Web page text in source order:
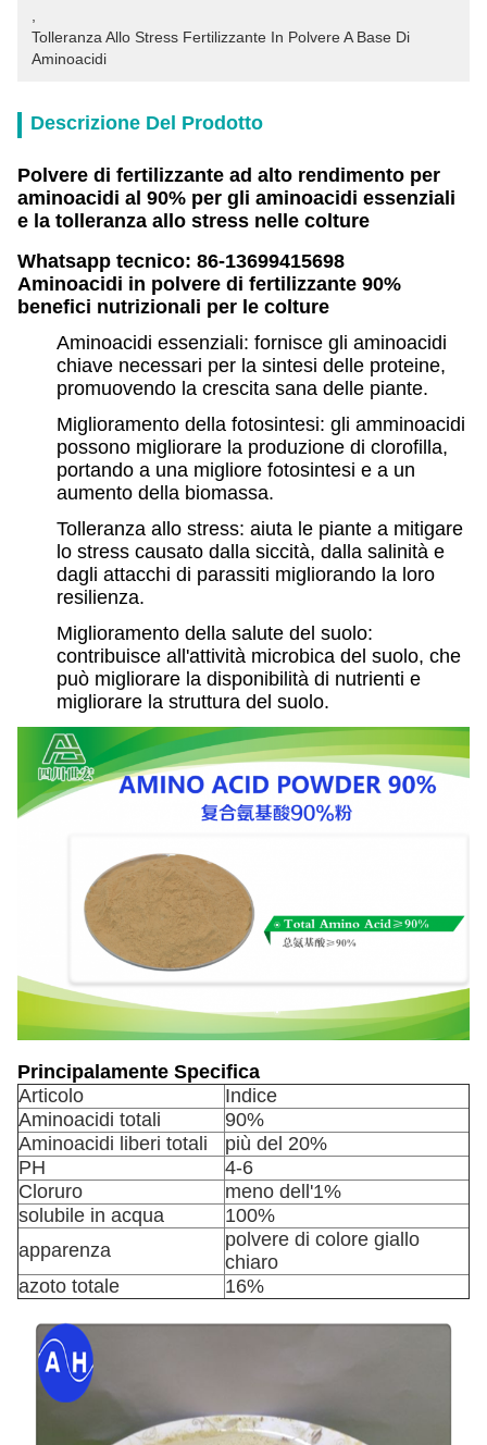
Tolleranza Allo Stress Fertilizzante In Polvere A Base Di
Aminoacidi
Descrizione Del Prodotto
Polvere di fertilizzante ad alto rendimento per
aminoacidi al 90% per gli aminoacidi essenziali
e la tolleranza allo stress nelle colture
Whatsapp tecnico: 86-13699415698
Aminoacidi in polvere di fertilizzante 90%
benefici nutrizionali per le colture
Aminoacidi essenziali: fornisce gli aminoacidi
chiave necessari per la sintesi delle proteine,
promuovendo la crescita sana delle piante.
Miglioramento della fotosintesi: gli amminoacidi
possono migliorare la produzione di clorofilla,
portando a una migliore fotosintesi e a un
aumento della biomassa.
Tolleranza allo stress: aiuta le piante a mitigare
lo stress causato dalla siccità, dalla salinità e
dagli attacchi di parassiti migliorando la loro
resilienza.
Miglioramento della salute del suolo:
contribuisce all'attività microbica del suolo, che
può migliorare la disponibilità di nutrienti e
migliorare la struttura del suolo.
Principalamente Specifica
Articolo
Indice
Aminoacidi totali
90%
Aminoacidi liberi totali
più del 20%
PH
4-6
Cloruro
meno dell'1%
solubile in acqua
100%
apparenza
polvere di colore giallo
chiaro
azoto totale
16%